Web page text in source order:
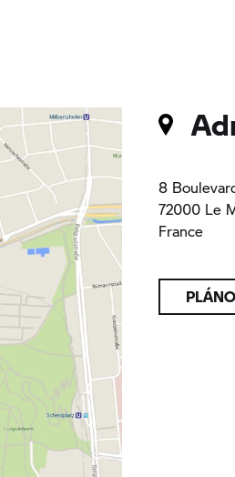
8
72000 Le
France